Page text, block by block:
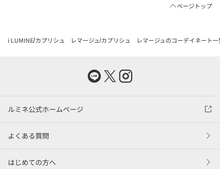
ページトップ
i LUMINE カプリシュ レマージュ カプリシュ レマージュのコーデイネート一
ルミネ公式ホームページ
よくある質問
はじめての方へ